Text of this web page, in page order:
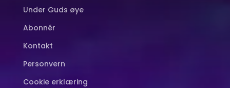
Under Guds øye
Abonnér
Kontakt
Personvern
Cookie erklæring